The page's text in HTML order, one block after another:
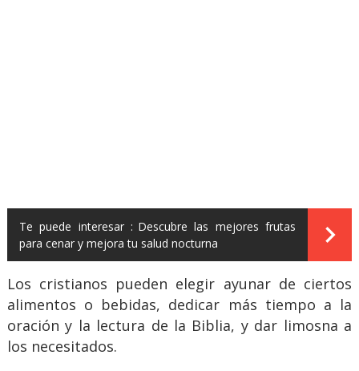
Te puede interesar : Descubre las mejores frutas
para cenar y mejora tu salud nocturna
Los cristianos pueden elegir ayunar de ciertos
alimentos o bebidas, dedicar más tiempo a la
oración y la lectura de la Biblia, y dar limosna a
los necesitados.